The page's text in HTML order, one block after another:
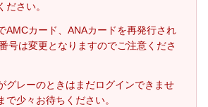
ださい。
AMCカード、ANAカードを再発行され
号は変更となりますのでご注意くださ
グレーのときはまだログインできませ
で少々お待ちください。